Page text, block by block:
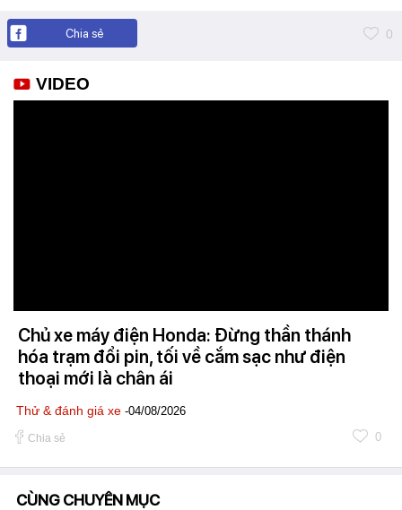
Chia sẻ 0
VIDEO
Chủ xe máy điện Honda: Đừng thần thánh
hóa trạm đổi pin, tối về cắm sạc như điện
thoại mới là chân ái
Thử & đánh giá xe -04/08/2026
Chia sẻ 0
CÙNG CHUYÊN MỤC